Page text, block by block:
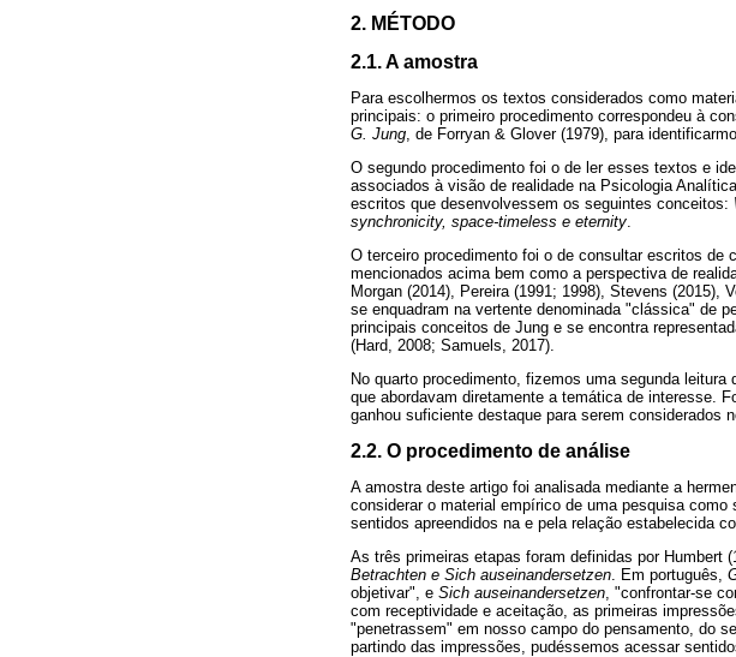
2. MÉTODO
2.1. A amostra
Para escolhermos os textos considerados como
principais: o primeiro procedimento correspondeu à
G. Jung , de Forryan & Glover (1979), para
O segundo procedimento foi o de ler esses textos e
associados à visão de realidade na Psicologia
escritos que desenvolvessem os seguintes conceitos:
synchronicity, space-timeless e eternity
O terceiro procedimento foi o de consultar escritos de
mencionados acima bem como a perspectiva de
Morgan (2014), Pereira (1991; 1998), Stevens (2015),
se enquadram na vertente denominada "clássica" de
principais conceitos de Jung e se encontra
(Hard, 2008; Samuels, 2017).
No quarto procedimento, fizemos uma segunda
que abordavam diretamente a temática de interesse.
ganhou suficiente destaque para serem considerados
2.2. O procedimento de análise
A amostra deste artigo foi analisada mediante a
considerar o material empírico de uma pesquisa
sentidos apreendidos na e pela relação estabelecida
As três primeiras etapas foram definidas por Humbert
Betrachten e Sich auseinandersetzen . Em português,
objetivar", e Sich auseinandersetzen , "confrontar-se
com receptividade e aceitação, as primeiras
"penetrassem" em nosso campo do pensamento, do
partindo das impressões, pudéssemos acessar